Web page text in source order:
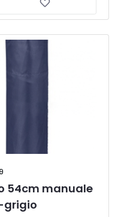
54cm manuale
grigio